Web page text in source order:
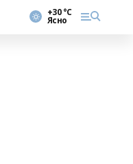
+30 °С
Ясно